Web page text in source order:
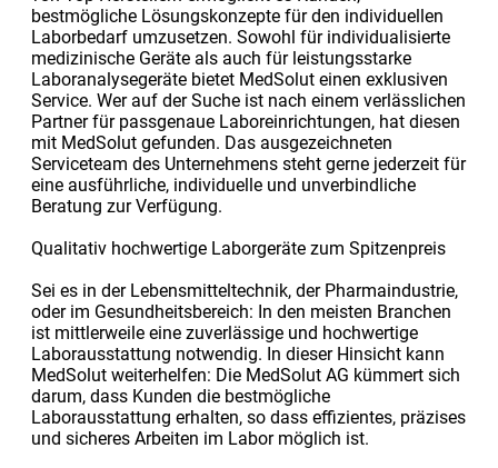
bestmögliche Lösungskonzepte für den individuellen
Laborbedarf umzusetzen. Sowohl für individualisierte
medizinische Geräte als auch für leistungsstarke
Laboranalysegeräte bietet MedSolut einen exklusiven
Service. Wer auf der Suche ist nach einem verlässlichen
Partner für passgenaue Laboreinrichtungen, hat diesen
mit MedSolut gefunden. Das ausgezeichneten
Serviceteam des Unternehmens steht gerne jederzeit für
eine ausführliche, individuelle und unverbindliche
Beratung zur Verfügung.
Qualitativ hochwertige Laborgeräte zum Spitzenpreis
Sei es in der Lebensmitteltechnik, der Pharmaindustrie,
oder im Gesundheitsbereich: In den meisten Branchen
ist mittlerweile eine zuverlässige und hochwertige
Laborausstattung notwendig. In dieser Hinsicht kann
MedSolut weiterhelfen: Die MedSolut AG kümmert sich
darum, dass Kunden die bestmögliche
Laborausstattung erhalten, so dass effizientes, präzises
und sicheres Arbeiten im Labor möglich ist.